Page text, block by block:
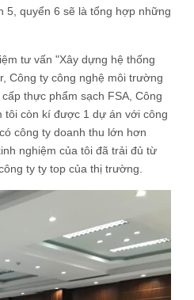
5, quyển 6 sẽ là tổng hợp những
tư vấn "Xây dựng hệ thống
Công ty công nghệ môi trường
thực phẩm sạch FSA, Công
tôi còn kí được 1 dự án với công
công ty doanh thu lớn hơn
nghiệm của tôi đã trải đủ từ
ty ty top của thị trường.